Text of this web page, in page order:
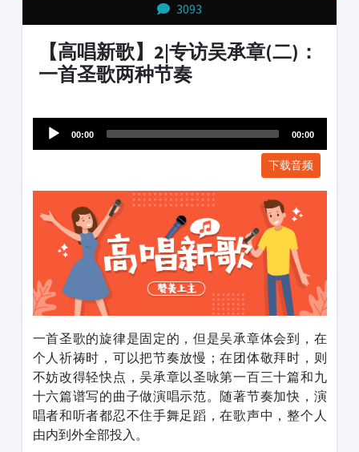
3093
【高唱新歌】2|专访吴承章(二)：
一首圣歌两种节奏
Player
00:00 00:00
下载音频
一首圣歌的旋律是固定的，但是吴承章体会到，在
个人祈祷时，可以把节奏放慢；在团体敬拜时，则
不妨改得轻快点，吴承章以圣咏第一百三十篇和九
十六篇谱写的曲子做演唱示范。随著节奏加快，演
唱者和听者都忍不住手舞足蹈，在歌声中，整个人
由内到外全部投入。